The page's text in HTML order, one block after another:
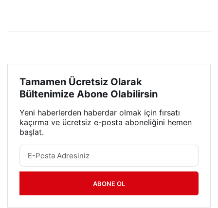
Tamamen Ücretsiz Olarak
Bültenimize Abone Olabilirsin
Yeni haberlerden haberdar olmak için fırsatı
kaçırma ve ücretsiz e-posta aboneliğini hemen
başlat.
ABONE OL